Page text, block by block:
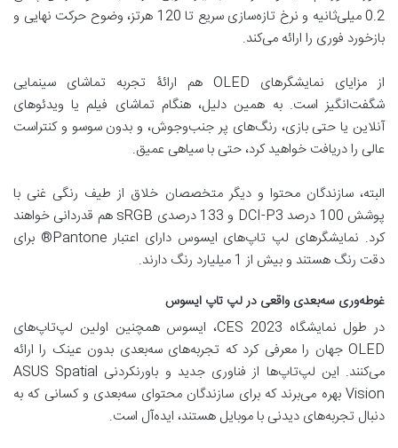
0.2 میلی‌ثانیه و نرخ تازه‌سازی سریع تا 120 هرتز، وضوح حرکت نهایی و
بازخورد فوری را ارائه می‌کند.
از مزایای نمایشگرهای OLED هم ارائۀ تجربه تماشای سینمایی
شگفت‌انگیز است. به همین دلیل، هنگام تماشای فیلم یا ویدئوهای
آنلاین یا حتی بازی، رنگ‌های پر جنب‌وجوش، و بدون سوسو و کنتراست
عالی را دریافت خواهید کرد، حتی با سیاهی عمیق.
البته، سازندگان محتوا و دیگر متخصصان خلاق از طیف رنگی غنی با
پوشش 100 درصد DCI-P3 و 133 درصدی sRGB هم قدردانی خواهند
کرد. نمایشگرهای لپ تاپ‌های ایسوس دارای اعتبار Pantone® برای
دقت رنگ هستند و بیش از 1 میلیارد رنگ دارند.
غوطه‌وری سه‌بعدی واقعی در لپ تاپ ایسوس
در طول نمایشگاه CES 2023، ایسوس همچنین اولین لپ‌تاپ‌های
OLED جهان را معرفی کرد که تجربه‌های سه‌بعدی بدون عینک را ارائه
می‌کنند. این لپ‌تاپ‌ها از فناوری جدید و باورنکردنی ASUS Spatial
Vision بهره می‌برند که برای سازندگان محتوای سه‌بعدی و کسانی که به
دنبال تجربه‌های دیدنی با موبایل هستند، ایده‌آل است.